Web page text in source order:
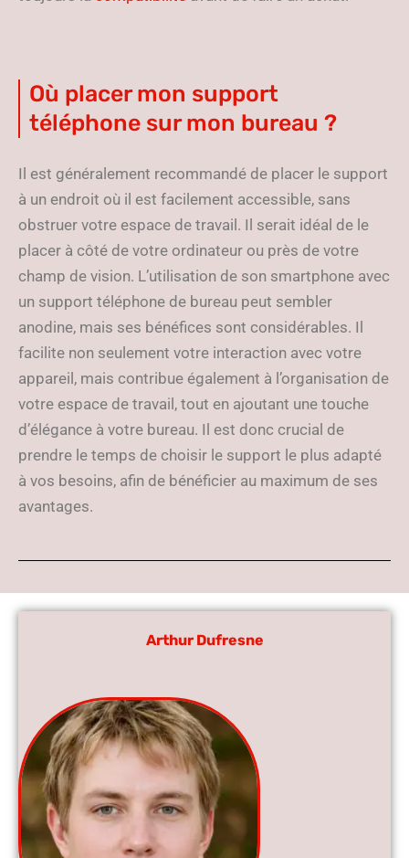
Où placer mon support
téléphone sur mon bureau ?
Il est généralement recommandé de placer le support
à un endroit où il est facilement accessible, sans
obstruer votre espace de travail. Il serait idéal de le
placer à côté de votre ordinateur ou près de votre
champ de vision. L’utilisation de son smartphone avec
un support téléphone de bureau peut sembler
anodine, mais ses bénéfices sont considérables. Il
facilite non seulement votre interaction avec votre
appareil, mais contribue également à l’organisation de
votre espace de travail, tout en ajoutant une touche
d’élégance à votre bureau. Il est donc crucial de
prendre le temps de choisir le support le plus adapté
à vos besoins, afin de bénéficier au maximum de ses
avantages.
Arthur Dufresne